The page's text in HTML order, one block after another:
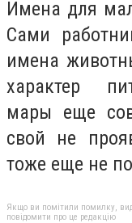
Имена для
Сами
имена
характер
мары еще
свой не
тоже еще не
Якщо ви помітили помилку,
повідомити про це редакцію